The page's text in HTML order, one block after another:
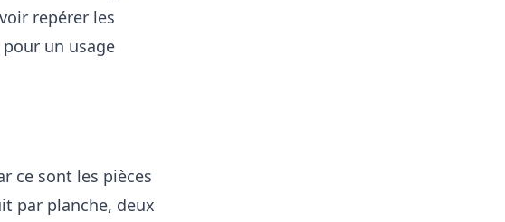
repérer les
un usage
ce sont les pièces
par planche, deux